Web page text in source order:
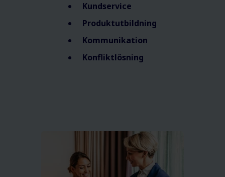
Kundservice
Produktutbildning
Kommunikation
Konfliktlösning